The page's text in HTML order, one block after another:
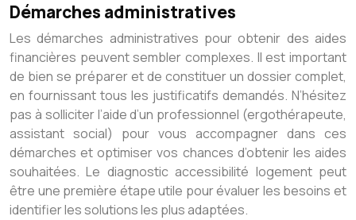
Démarches administratives
Les démarches administratives pour obtenir des aides
financières peuvent sembler complexes. Il est important
de bien se préparer et de constituer un dossier complet,
en fournissant tous les justificatifs demandés. N’hésitez
pas à solliciter l’aide d’un professionnel (ergothérapeute,
assistant social) pour vous accompagner dans ces
démarches et optimiser vos chances d’obtenir les aides
souhaitées. Le diagnostic accessibilité logement peut
être une première étape utile pour évaluer les besoins et
identifier les solutions les plus adaptées.